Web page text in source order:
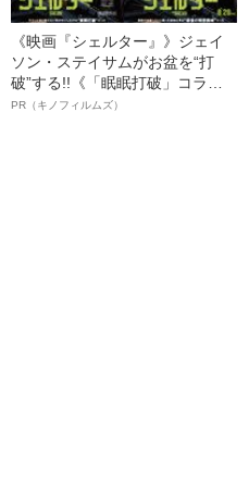
《映画『シェルター』》ジェイ
ソン・ステイサムがお盆を“打
破”する!!《「眠眠打破」コラ
ボ》
PR（キノフィルムズ）